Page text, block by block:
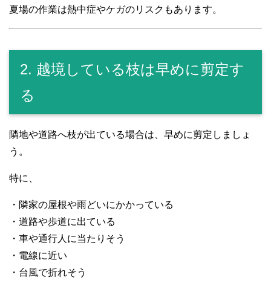
夏場の作業は熱中症やケガのリスクもあります。
2. 越境している枝は早めに剪定す
る
隣地や道路へ枝が出ている場合は、早めに剪定しましょ
う。
特に、
・隣家の屋根や雨どいにかかっている
・道路や歩道に出ている
・車や通行人に当たりそう
・電線に近い
・台風で折れそう